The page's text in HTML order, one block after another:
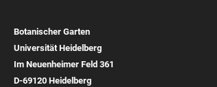
Botanischer Garten
Universität Heidelberg
Im Neuenheimer Feld 361
D-69120 Heidelberg